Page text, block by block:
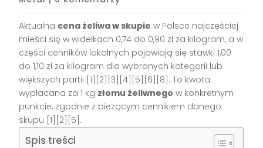
Aktualna cena żeliwa w skupie w Polsce najczęściej
mieści się w widełkach 0,74 do 0,90 zł za kilogram, a w
części cenników lokalnych pojawiają się stawki 1,00
do 1,10 zł za kilogram dla wybranych kategorii lub
większych partii [1][2][3][4][5][6][8]. To kwota
wypłacana za 1 kg złomu żeliwnego w konkretnym
punkcie, zgodnie z bieżącym cennikiem danego
skupu [1][2][5].
Spis treści